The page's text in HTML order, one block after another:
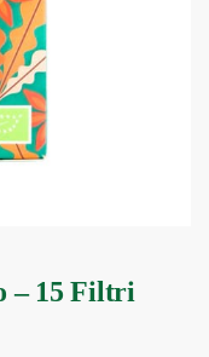
– 15 Filtri